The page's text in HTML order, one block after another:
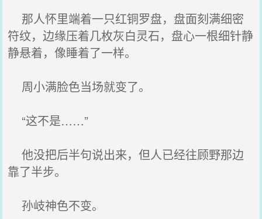
那人怀里端着一只红铜罗盘，盘面刻满细密
符纹，边缘压着几枚灰白灵石，盘心一根细针静
静悬着，像睡着了一样。
周小满脸色当场就变了。
“这不是……”
他没把后半句说出来，但人已经往顾野那边
靠了半步。
孙岐神色不变。